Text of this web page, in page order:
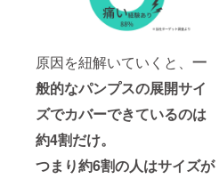
原因を紐解いていくと、 一
般的なパンプスの展開サイ
ズでカバーできているのは
約4割だけ。
つまり約6割の人はサイズが